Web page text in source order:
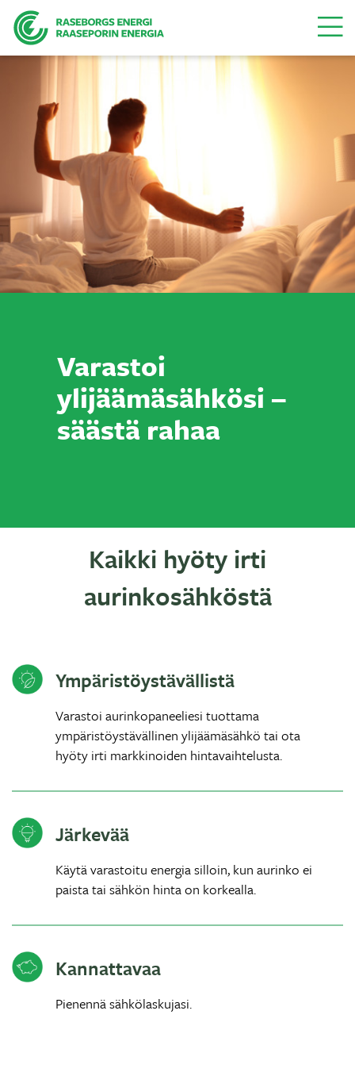
Varastoi
ylijäämäsähkösi –
säästä rahaa
Kaikki hyöty irti
aurinkosähköstä
Ympäristöystävällistä
Varastoi aurinkopaneeliesi tuottama
ympäristöystävällinen ylijäämäsähkö tai ota
hyöty irti markkinoiden hintavaihtelusta.
Järkevää
Käytä varastoitu energia silloin, kun aurinko ei
paista tai sähkön hinta on korkealla.
Kannattavaa
Pienennä sähkölaskujasi.